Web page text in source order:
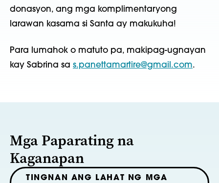
donasyon, ang mga komplimentaryong
larawan kasama si Santa ay makukuha!
Para lumahok o matuto pa, makipag-ugnayan
kay Sabrina sa s.panettamartire@gmail.com.
Mga Paparating na
Kaganapan
TINGNAN ANG LAHAT NG MGA